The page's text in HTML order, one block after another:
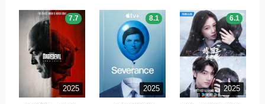
2025
7.7
2025
8.1
2025
6.1